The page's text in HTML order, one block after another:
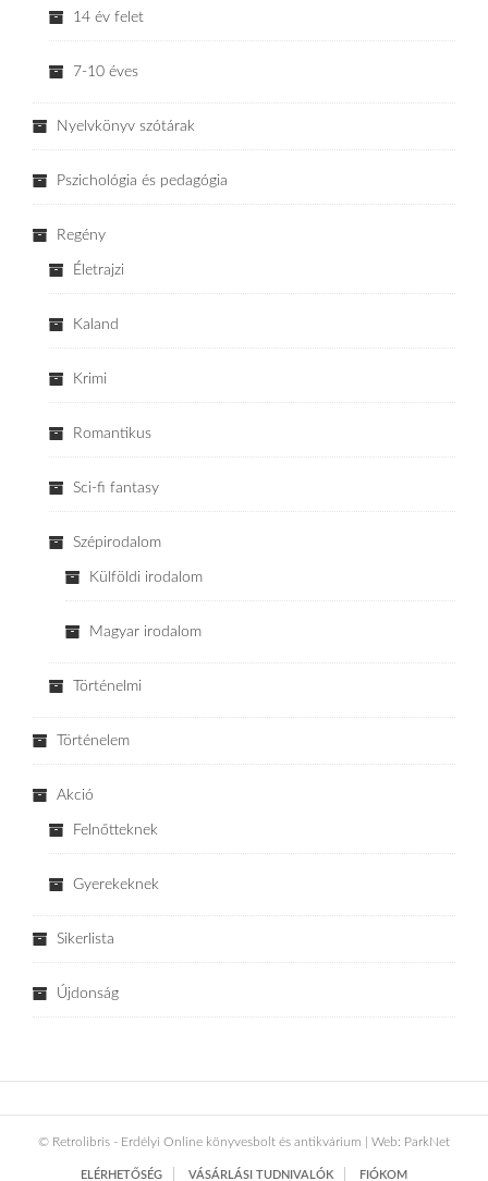
14 év felet
7-10 éves
Nyelvkönyv szótárak
Pszichológia és pedagógia
Regény
Életrajzi
Kaland
Krimi
Romantikus
Sci-fi fantasy
Szépirodalom
Külföldi irodalom
Magyar irodalom
Történelmi
Történelem
Akció
Felnőtteknek
Gyerekeknek
Sikerlista
Újdonság
© Retrolibris - Erdélyi Online könyvesbolt és antikvárium | Web: ParkNet
ELÉRHETŐSÉG VÁSÁRLÁSI TUDNIVALÓK FIÓKOM